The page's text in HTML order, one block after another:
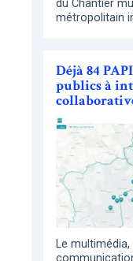
du Chantier
métropolitain
Déjà 84
publics à
Le